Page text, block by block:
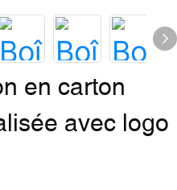
en carton
avec logo